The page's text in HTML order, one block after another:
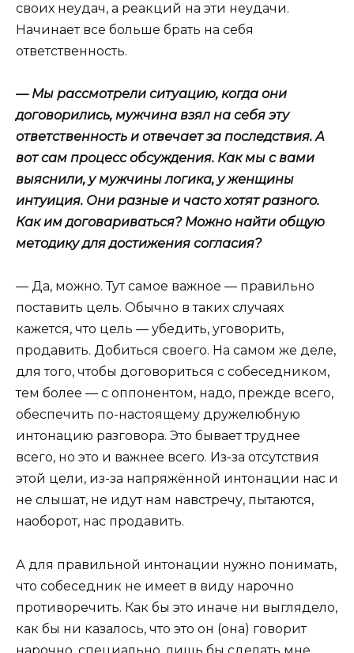
своих неудач, а реакций на эти неудачи.
Начинает все больше брать на себя
ответственность.
— Мы рассмотрели ситуацию, когда они
договорились, мужчина взял на себя эту
ответственность и отвечает за последствия. А
вот сам процесс обсуждения. Как мы с вами
выяснили, у мужчины логика, у женщины
интуиция. Они разные и часто хотят разного.
Как им договариваться? Можно найти общую
методику для достижения согласия?
— Да, можно. Тут самое важное — правильно
поставить цель. Обычно в таких случаях
кажется, что цель — убедить, уговорить,
продавить. Добиться своего. На самом же деле,
для того, чтобы договориться с собеседником,
тем более — с оппонентом, надо, прежде всего,
обеспечить по-настоящему дружелюбную
интонацию разговора. Это бывает труднее
всего, но это и важнее всего. Из-за отсутствия
этой цели, из-за напряжённой интонации нас и
не слышат, не идут нам навстречу, пытаются,
наоборот, нас продавить.
А для правильной интонации нужно понимать,
что собеседник не имеет в виду нарочно
противоречить. Как бы это иначе ни выглядело,
как бы ни казалось, что это он (она) говорит
нарочно, специально, лишь бы сделать мне